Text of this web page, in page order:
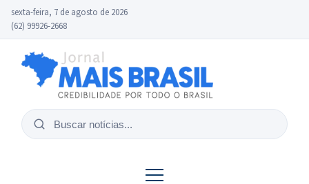
sexta-feira, 7 de agosto de 2026
(62) 99926-2668
Buscar